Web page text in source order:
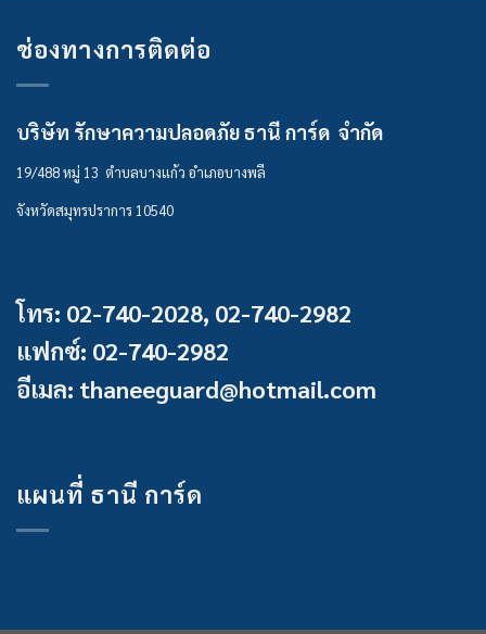
ช่องทางการติดต่อ
บริษัท รักษาความปลอดภัย ธานี การ์ด จำกัด
19/488 หมู่ 13 ตำบลบางแก้ว อำเภอบางพลี
จังหวัดสมุทรปราการ 10540
โทร: 02-740-2028, 02-740-2982
แฟกซ์: 02-740-2982
อีเมล: thaneeguard@hotmail.com
แผนที่ ธานี การ์ด